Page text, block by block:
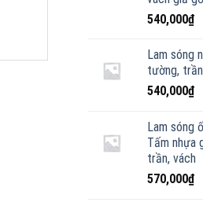
540,000₫
Lam sóng
tường,
540,000₫
Lam sóng
Tấm nhựa
trần, vách
570,000₫